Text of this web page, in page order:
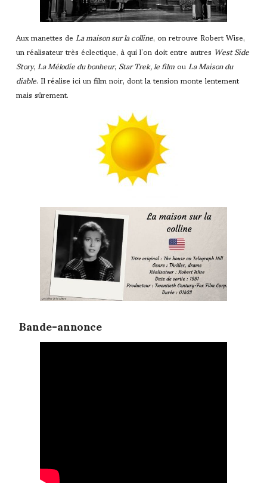
Aux manettes deLa maison sur la colline, on retrouve Robert Wise,
un réalisateur très éclectique, à qui l’on doit entre autresWest Side
Story,La Mélodie du bonheur,Star Trek, le filmouLa Maison du
diable. Il réalise ici un film noir, dont la tension monte lentement
mais sûrement.
Bande-annonce